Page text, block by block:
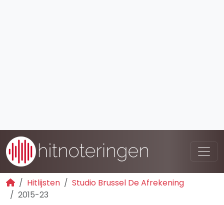
Hitlijsten
Studio Brussel De Afrekening
2015-23